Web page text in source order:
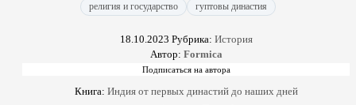
религия и государство
гуптовы династия
18.10.2023 Рубрика: История
Автор: Formica
Книга: Индия от первых династий до наших дней